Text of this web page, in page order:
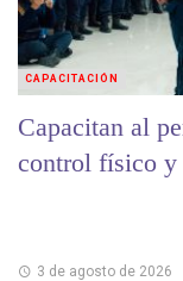
Capacitan al
control físico y
3 de agosto de 2026
CAPACITACIÓN